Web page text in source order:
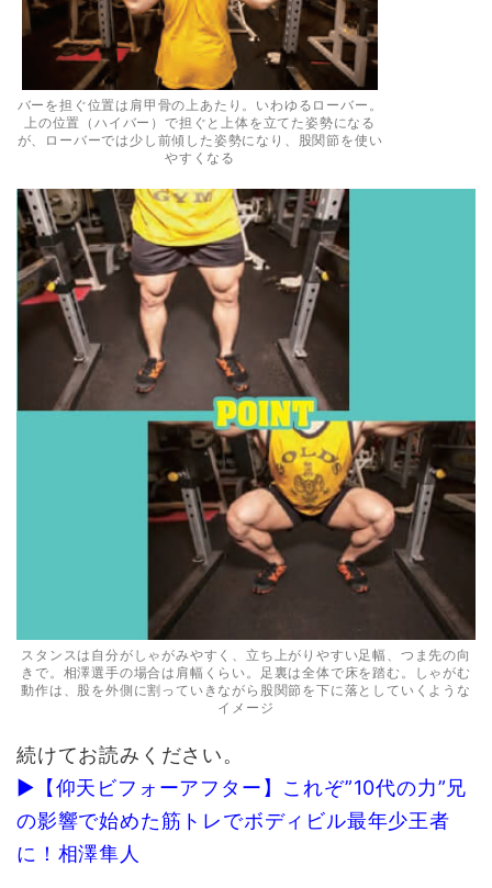
バーを担ぐ位置は肩甲骨の上あたり。いわゆるローバー。
上の位置（ハイバー）で担ぐと上体を立てた姿勢になる
が、ローバーでは少し前傾した姿勢になり、股関節を使い
やすくなる
スタンスは自分がしゃがみやすく、立ち上がりやすい足幅、つま先の向
きで。相澤選手の場合は肩幅くらい。足裏は全体で床を踏む。しゃがむ
動作は、股を外側に割っていきながら股関節を下に落としていくような
イメージ
続けてお読みください。
▶【仰天ビフォーアフター】これぞ”10代の力”兄
の影響で始めた筋トレでボディビル最年少王者
に！相澤隼人